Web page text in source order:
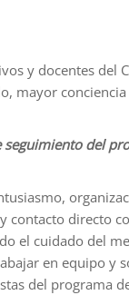
y docentes del
mayor
del
directo
el cuidado del
en equipo y
del programa